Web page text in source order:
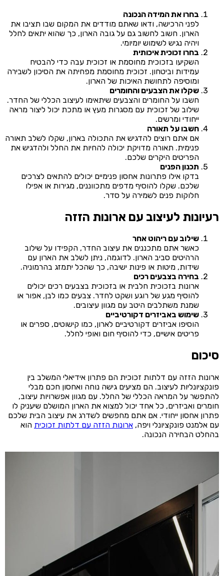
בחרו את המידה הנכונה
לפני הרכישה, ודאו שאתם מודדים את המקום שבו תציבו את
הארון. חשוב לחשוב גם על גובה הארון, כך שהוא יתאים לחלל
ויהיה נגיש לשימוש יומיומי.
בחרו זכוכית איכותית
השקיעו בזכוכית מחוסמת או זכוכית עבה כדי להבטיח
עמידות וביטחון. זכוכית מחוסמת מפחיתה את הסיכון לשבירה
ומוסיפה לתחושת האיכות של הארון.
שקלו את הצבעים והחומרים
חשבו על החומרים והצבעים שיתאימו לעיצוב הכללי של החדר.
שילוב של זכוכית עם מסגרות מעץ או מתכת יכול ליצור מראה
ייחודי ומרשים.
חשבו על תאורה
אם אתם רוצים להדגיש את התכולה בארון, שקלו לשלב תאורה
פנימית. תאורה מדויקת יכולה להחיות את החלל ולהדגיש את
הפריטים היקרים שלכם.
תכנון הפנים
בדקו אילו פתרונות אחסון פנימיים יכולים להתאים לצרכים
שלכם. שקלו להוסיף מדפים מתכווננים, מגירות או אפילו
חלוקות פנים לשמירה על סדר.
רעיונות לעיצוב עם ארונות הזזה
שילוב עם ריהוט אחר
כאשר אתם מתכננים את עיצוב החדר, הקפידו על שילוב
הרהיטים סביב הארון. לדוגמה, ניתן לשלב את הארון עם
שידות, מיטות או פינות ישיבה, כך שהכל יתמזג בהרמוניה.
בחירה בצבעים רכים
ארונות בזכוכית חלבית או בזכוכית בצבעים רכים יכולים
להוסיף מגע של רוגע ושקט לחדר. צבעים כמו לבן, אפור או
שמנת משתלבים היטב עם מגוון עיצובים.
שימוש באביזרים דקורטיביים
הוסיפו אביזרים דקורטיביים לארון, כמו קישוטים, ספרים או
פריטים אישיים, כדי להוסיף חום ואופי לחלל.
סיכום
ארונות הזזה עם דלתות זכוכית הם פתרון אידיאלי המשלב בין
פונקציונליות לעיצוב. הם מציעים גישה נוחה ואחסון חכם מבלי
להתפשר על המראה הכללי של החלל. עם מגוון אפשרויות עיצוב,
חומרים ואביזרים, כל אחד יכול למצוא את הארון המושלם שיעניק לו
פתרון אחסון ייחודי. אם אתם מחפשים לשדרג את עיצוב הבית שלכם
עם אלמנט פונקציונלי ויפה, ארונות הזזה עם דלתות זכוכית הוא
בהחלט הבחירה הנכונה.